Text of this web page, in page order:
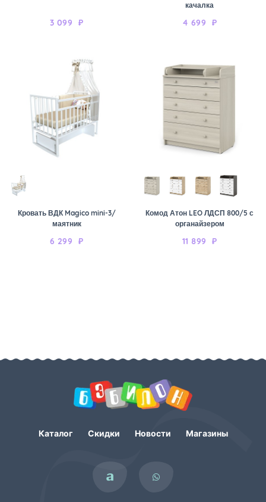
3 099 ₽
качалка
4 699 ₽
Кровать ВДК Magico mini-3/
маятник
6 299 ₽
Комод Атон LEO ЛДСП 800/5 с
органайзером
11 899 ₽
Каталог Скидки Новости Магазины